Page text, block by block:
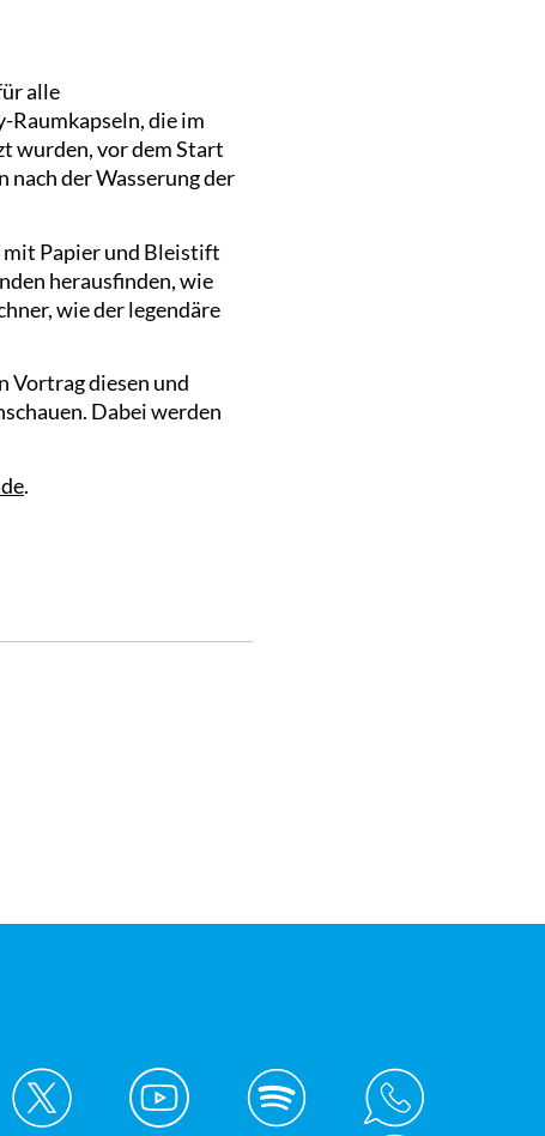
alle
Raumkapseln, die im
wurden, vor dem Start
der Wasserung der
mit Papier und Bleistift
herausfinden, wie
wie der legendäre
Vortrag diesen und
Dabei werden
.